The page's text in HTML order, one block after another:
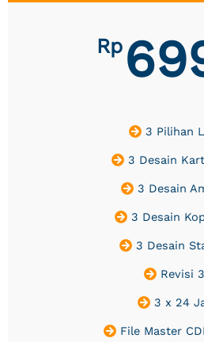
Rp
3 Pilihan
3 Desain
3 Desain
3 Desain
3 Desain
Revisi
3 x 24
File Master